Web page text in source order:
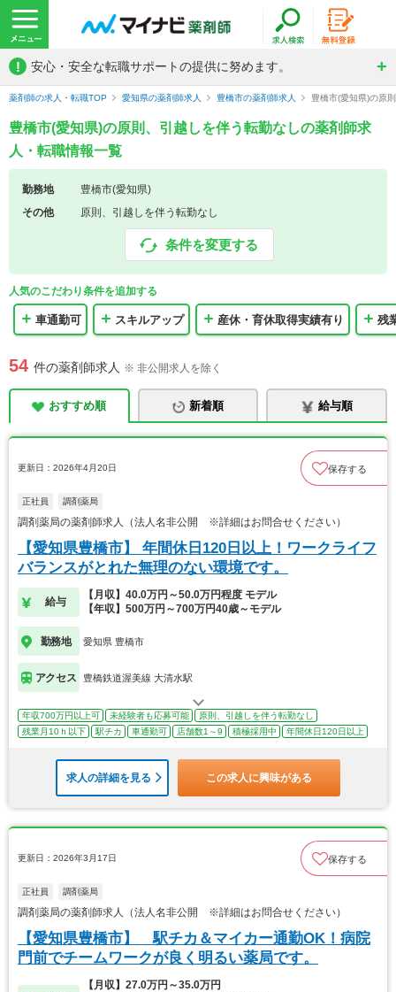
! 安心・安全な転職サポートの提供に努めます。
薬剤師の求人・転職TOP 愛知県の薬剤師求人 豊橋市の薬剤師求人 豊橋市(愛知県)の原
豊橋市(愛知県)の原則、引越しを伴う転勤なしの薬剤師求
人・転職情報一覧
勤務地
豊橋市(愛知県)
その他
原則、引越しを伴う転勤なし
条件を変更する
人気のこだわり条件を追加する
車通勤可 スキルアップ 産休・育休取得実績有り 残
54 件の薬剤師求人 ※ 非公開求人を除く
おすすめ順 新着順 給与順
更新日：2026年4月20日 保存する
正社員 調剤薬局
調剤薬局の薬剤師求人（法人名非公開 ※詳細はお問合せください）
【愛知県豊橋市】 年間休日120日以上！ワークライフ
バランスがとれた無理のない環境です。
給与
【月収】40.0万円～50.0万円程度 モデル
【年収】500万円～700万円40歳～モデル
勤務地 愛知県 豊橋市
アクセス 豊橋鉄道渥美線 大清水駅
年収700万円以上可 未経験者も応募可能
原則、引越しを伴う転勤なし
残業月10ｈ以下
駅チカ 車通勤可 店舗数1～9 積極採用中 年間休日120日以上
求人の詳細を見る この求人に興味がある
更新日：2026年3月17日 保存する
正社員 調剤薬局
調剤薬局の薬剤師求人（法人名非公開 ※詳細はお問合せください）
【愛知県豊橋市】 駅チカ＆マイカー通勤OK！病院
門前でチームワークが良く明るい薬局です。
【月収】27.0万円～35.0万円